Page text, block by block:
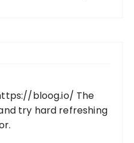
bloog.io/ The
try hard refreshing